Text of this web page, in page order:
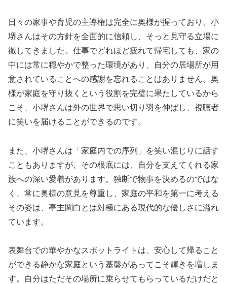
日々の家事や育児の主導権は完全に奥様が握っており、小
堺さんはその方針を全面的に信頼し、そっと見守る立場に
徹してきました。仕事でどれほど疲れて帰宅しても、家の
中には常に穏やかで整った環境があり、自分の居場所が用
意されていることへの感謝を忘れることはありません。奥
様が家庭を守り抜くという役割を完璧に果たしているから
こそ、小堺さんは外の世界で思い切り羽を伸ばし、視聴者
に笑いを届けることができるのです。
また、小堺さんは「家庭内での序列」を笑い混じりに話す
こともありますが、その根底には、自分を支えてくれる家
族への深い愛着があります。独断で物事を決めるのではな
く、常に奥様の意見を尊重し、家庭の平和を第一に考える
その姿は、亭主関白とは対極にある現代的な優しさに溢れ
ています。
表舞台での華やかなスポットライトは、安心して帰ること
ができる静かな家庭という基盤があってこそ輝きを増しま
す。自分はただその場所に乗らせてもらっているだけだと